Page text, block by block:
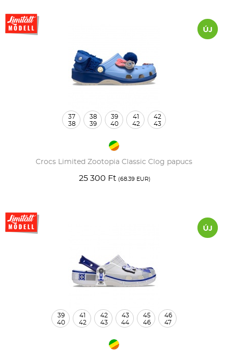
Crocs Limited Zootopia Classic Clog papucs
25 300 Ft (68.39 EUR)
37
38
38
39
39
40
41
42
42
43
39
40
41
42
42
43
43
44
45
46
46
47